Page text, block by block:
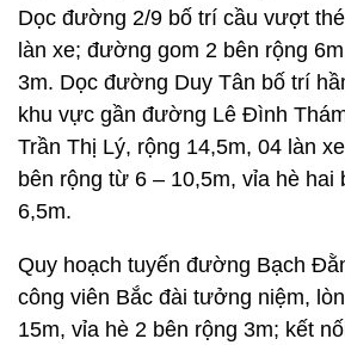
Dọc đường 2/9 bố trí cầu vượt
làn xe; đường gom 2 bên rộng
3m. Dọc đường Duy Tân bố trí
khu vực gần đường Lê Đình
Trần Thị Lý, rộng 14,5m, 04 làn
bên rộng từ 6 – 10,5m, vỉa hè hai
6,5m.
Quy hoạch tuyến đường Bạch
công viên Bắc đài tưởng niệm,
15m, vỉa hè 2 bên rộng 3m; kết